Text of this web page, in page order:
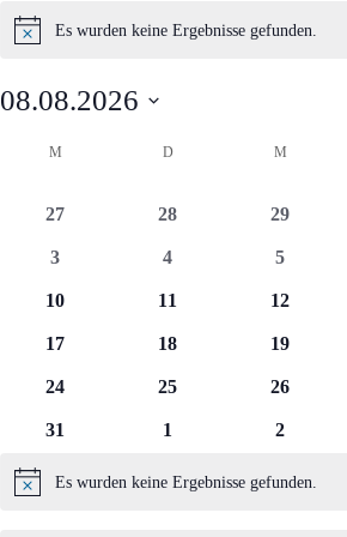
Veranstaltungen
Hinweis
Es wurden keine Ergebnisse gefunden.
08.08.2026
Kalender
von
Veranstaltungen
M DDIENSTAG M
0
27
0
28
0
29
0
3
0
4
0
5
0
10
0
11
0
12
0
17
0
18
0
19
0
24
0
25
0
26
0
31
0
1
0
2
Hinweis
Es wurden keine Ergebnisse gefunden.